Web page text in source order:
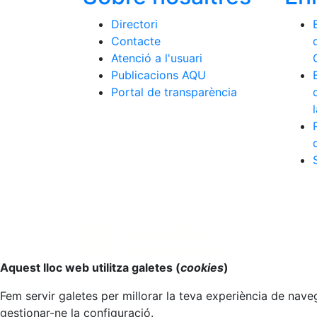
Directori
Contacte
Atenció a l'usuari
Publicacions AQU
Portal de transparència
Anar al principi
Aquest lloc web utilitza galetes (cookies)
Fem servir galetes per millorar la teva experiència de
gestionar-ne la configuració.